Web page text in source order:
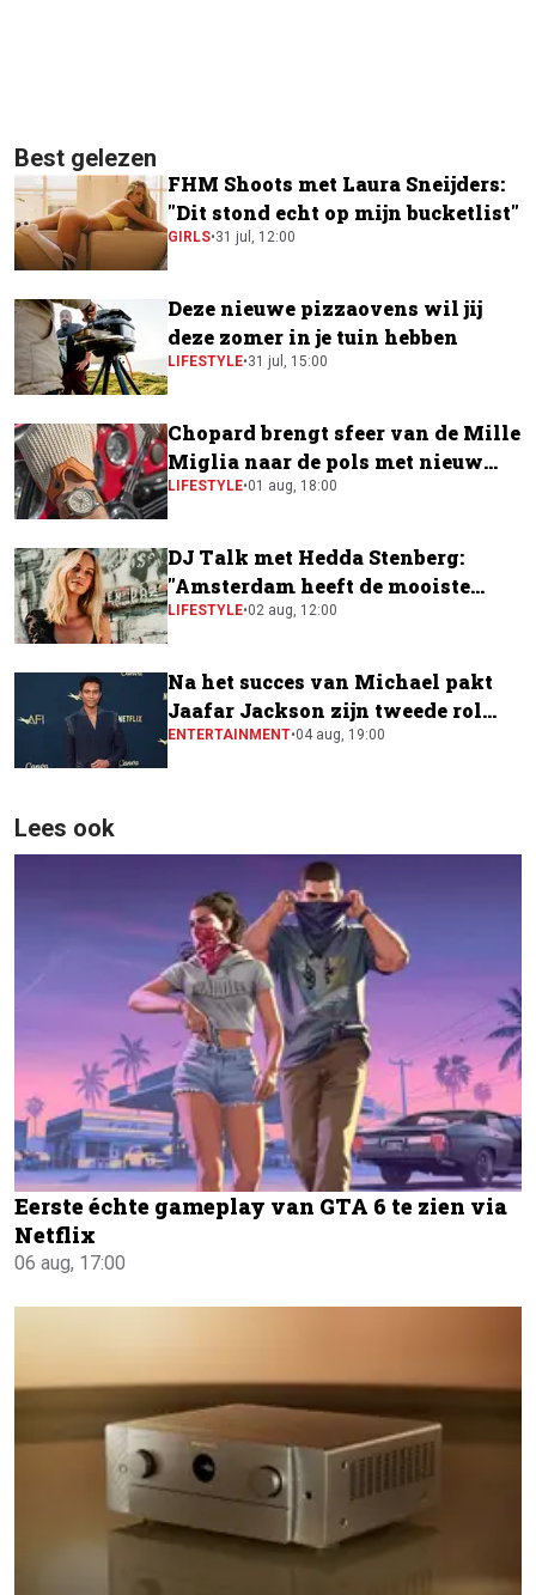
Best gelezen
FHM Shoots met Laura Sneijders:
"Dit stond echt op mijn bucketlist"
GIRLS•31 jul, 12:00
Deze nieuwe pizzaovens wil jij
deze zomer in je tuin hebben
LIFESTYLE•31 jul, 15:00
Chopard brengt sfeer van de Mille
Miglia naar de pols met nieuw
horloge
LIFESTYLE•01 aug, 18:00
DJ Talk met Hedda Stenberg:
"Amsterdam heeft de mooiste
festivalscene van Europa"
LIFESTYLE•02 aug, 12:00
Na het succes van Michael pakt
Jaafar Jackson zijn tweede rol
naast Will Smith
ENTERTAINMENT•04 aug, 19:00
Lees ook
Eerste échte gameplay van GTA 6 te zien via
Netflix
06 aug, 17:00